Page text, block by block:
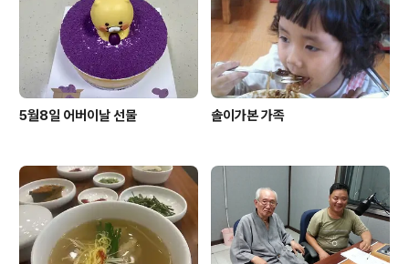
5월8일 어버이날 선물 솔이가본 가족